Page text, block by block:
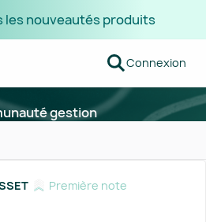
les nouveautés produits
Connexion
gestion
Première note